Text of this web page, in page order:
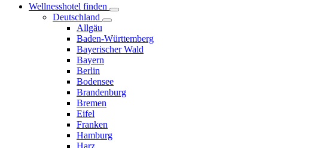
Wellnesshotel finden
Deutschland
Allgäu
Baden-Württemberg
Bayerischer Wald
Bayern
Berlin
Bodensee
Brandenburg
Bremen
Eifel
Franken
Hamburg
Harz